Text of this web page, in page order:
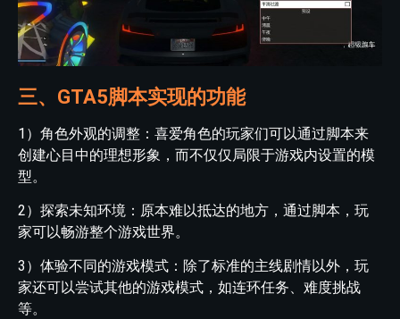
三、GTA5脚本实现的功能
1）角色外观的调整：喜爱角色的玩家们可以通过脚本来
创建心目中的理想形象，而不仅仅局限于游戏内设置的模
型。
2）探索未知环境：原本难以抵达的地方，通过脚本，玩
家可以畅游整个游戏世界。
3）体验不同的游戏模式：除了标准的主线剧情以外，玩
家还可以尝试其他的游戏模式，如连环任务、难度挑战
等。